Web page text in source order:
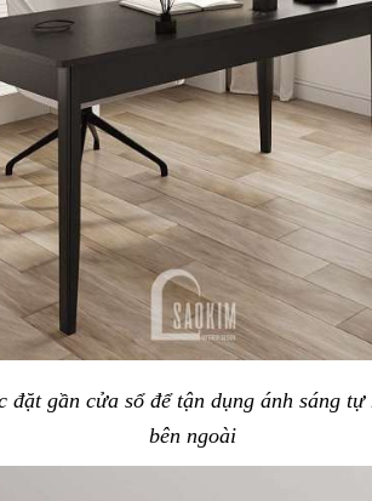
đặt gần cửa sổ để tận dụng ánh sáng tự
bên ngoài